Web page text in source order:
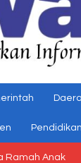
Pendidikan
Ramah Anak